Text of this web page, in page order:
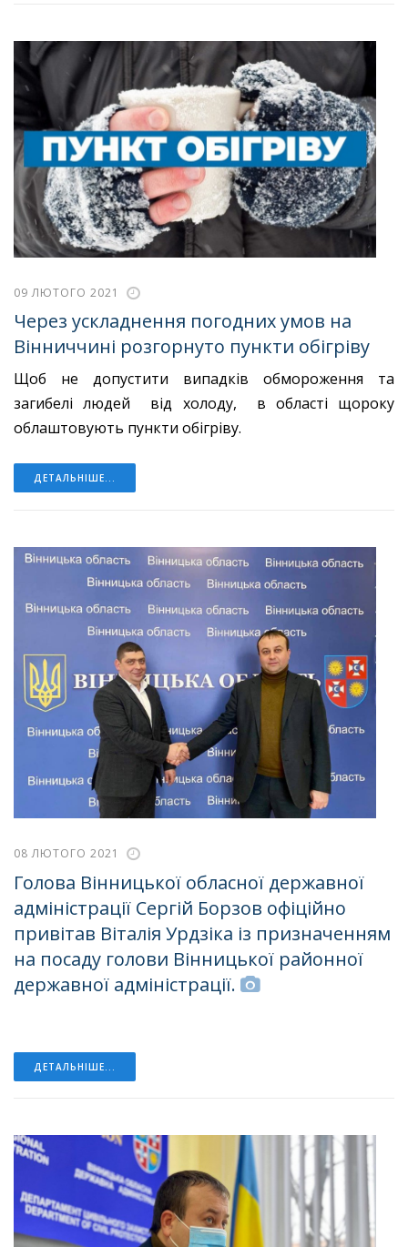
09 ЛЮТОГО 2021
Через ускладнення погодних умов на
Вінниччині розгорнуто пункти обігріву
Щоб не допустити випадків обмороження та
загибелі людей від холоду, в області щороку
облаштовують пункти обігріву.
ДЕТАЛЬНІШЕ...
08 ЛЮТОГО 2021
Голова Вінницької обласної державної
адміністрації Сергій Борзов офіційно
привітав Віталія Урдзіка із призначенням
на посаду голови Вінницької районної
державної адміністрації.
ДЕТАЛЬНІШЕ...